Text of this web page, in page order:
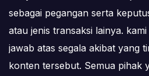
sebagai pegangan serta
atau jenis transaksi lainya.
jawab atas segala akibat yang
konten tersebut. Semua pihak